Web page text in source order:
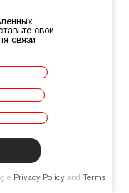
свои
связи
Privacy Policy and
Terms